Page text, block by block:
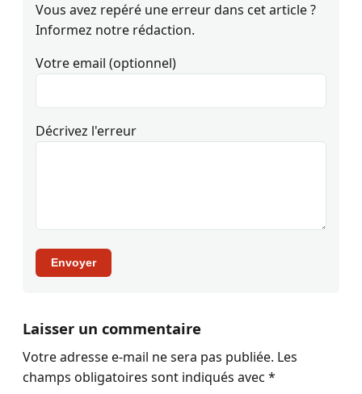
Vous avez repéré une erreur dans cet article ?
Informez notre rédaction.
Votre email (optionnel)
Décrivez l'erreur
Envoyer
Laisser un commentaire
Votre adresse e-mail ne sera pas publiée. Les
champs obligatoires sont indiqués avec *